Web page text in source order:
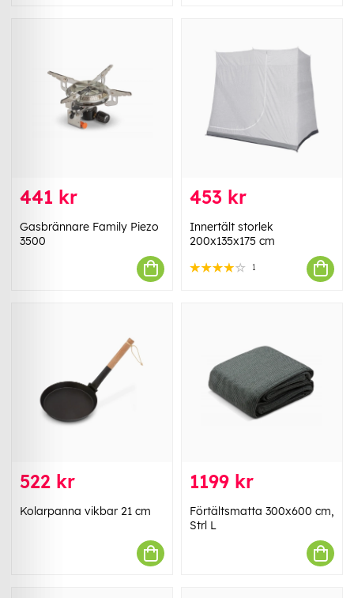
441 kr
Gasbrännare Family Piezo
3500
453 kr
Innertält storlek
200x135x175 cm
1
522 kr
Kolarpanna vikbar 21 cm
1199 kr
Förtältsmatta 300x600 cm,
Strl L